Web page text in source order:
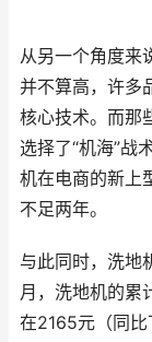
从另一个角度来
并不算高，许多
核心技术。而那
选择了“机海”战
机在电商的新上
不足两年。
与此同时，洗地
月，洗地机的累
在2165元（同比